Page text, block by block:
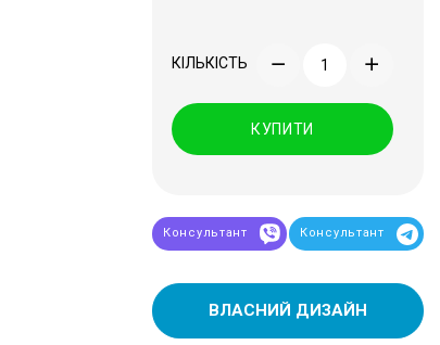
КІЛЬКІСТЬ
КУПИТИ
Консультант Консультант
ВЛАСНИЙ ДИЗАЙН